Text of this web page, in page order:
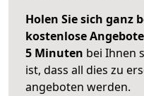
Holen Sie sich ganz
kostenlose Angebote
5 Minuten bei Ihnen
ist, dass all dies zu
angeboten werden.